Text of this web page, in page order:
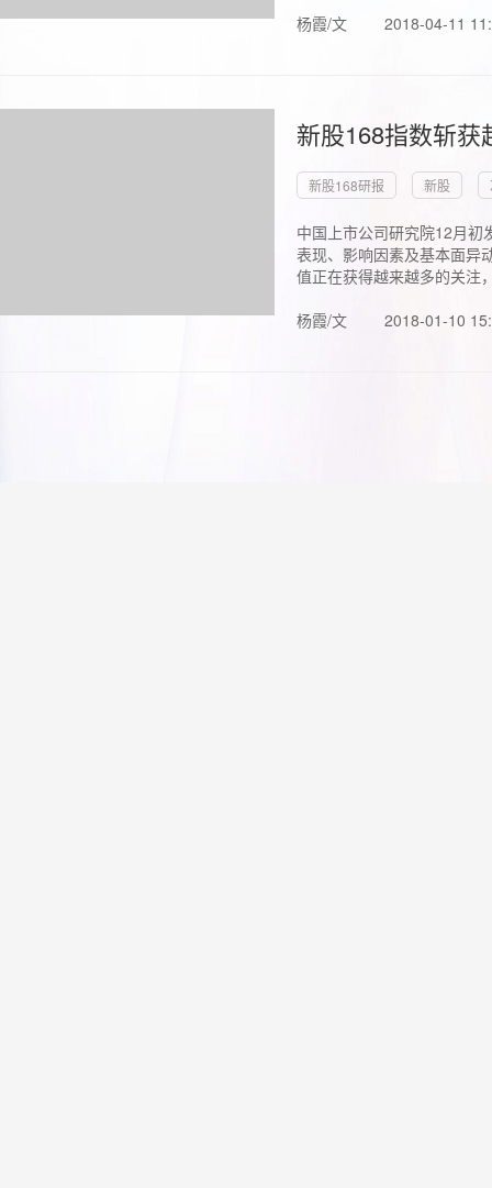
杨霞/文 2018-04-11
新股168指数斩
新股168研报 新股
中国上市公司研究院12月初
表现、影响因素及基本面异
值正在获得越来越多的关注
杨霞/文
2018-01-10